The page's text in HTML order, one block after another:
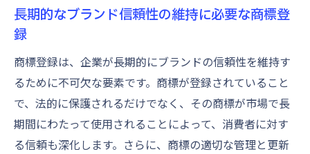
長期的なブランド信頼性の維持に必要な商標登
録
商標登録は、企業が長期的にブランドの信頼性を維持す
るために不可欠な要素です。商標が登録されていること
で、法的に保護されるだけでなく、その商標が市場で長
期間にわたって使用されることによって、消費者に対す
る信頼も深化します。さらに、商標の適切な管理と更新